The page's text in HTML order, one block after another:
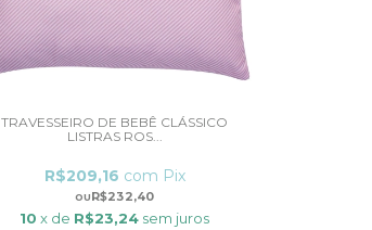
TRAVESSEIRO DE BEBÊ CLÁSSICO
LISTRAS ROS...
R$232,40
R$209,16 com Pix
10 x de R$23,24 sem juros